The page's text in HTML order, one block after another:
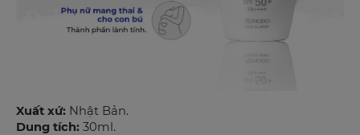
Xuất xứ: Nhật Bản.
Dung tích: 30ml.